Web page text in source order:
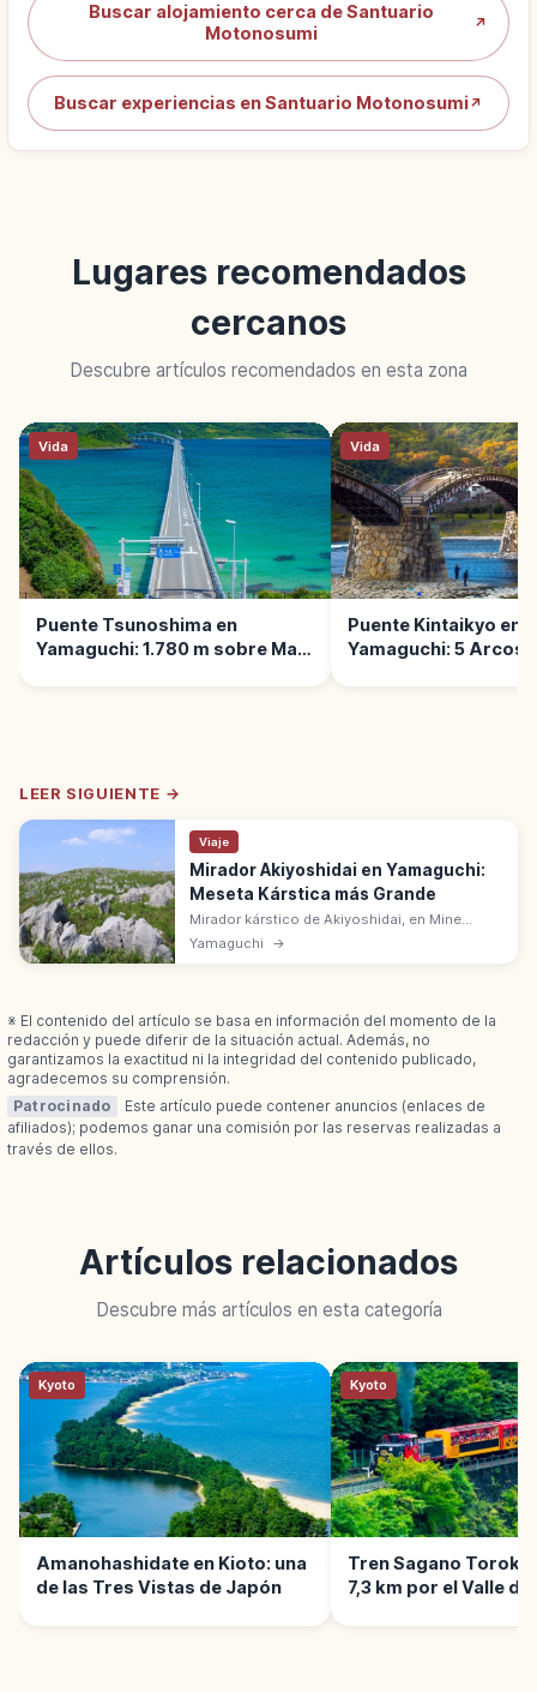
Buscar alojamiento cerca de Santuario
Motonosumi
↗
Buscar experiencias en Santuario Motonosumi↗
Lugares recomendados
cercanos
Descubre artículos recomendados en esta zona
Vida
Puente Tsunoshima en
Yamaguchi: 1.780 m sobre Mar
Vida
Puente Kintaikyo en
Yamaguchi: 5 Arcos
LEER SIGUIENTE →
Viaje
Mirador Akiyoshidai en Yamaguchi:
Meseta Kárstica más Grande
Mirador kárstico de Akiyoshidai, en Mine
(Yamaguchi), domina la mayor meseta
kárstica de Japón. Roca caliza, karrenfeld,
Yamaguchi →
※ El contenido del artículo se basa en información del momento de la
redacción y puede diferir de la situación actual. Además, no
garantizamos la exactitud ni la integridad del contenido publicado,
agradecemos su comprensión.
Patrocinado
Este artículo puede contener anuncios (enlaces de
afiliados); podemos ganar una comisión por las reservas realizadas a
través de ellos.
Artículos relacionados
Descubre más artículos en esta categoría
Kyoto
Amanohashidate en Kioto: una
de las Tres Vistas de Japón
Kyoto
Tren Sagano
7,3 km por el Valle